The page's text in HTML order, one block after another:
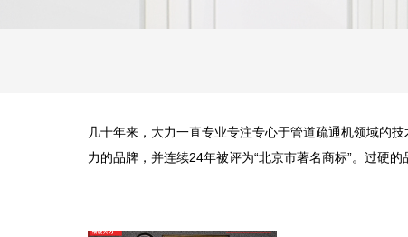
几十年来，大力一直专业专注专心于管道疏通机领域的
力的品牌，并连续24年被评为“北京市著名商标”。过硬